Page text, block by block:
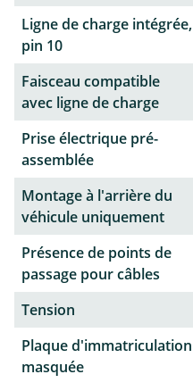
Ligne de charge intégrée,
pin 10
Faisceau compatible
avec ligne de charge
Prise électrique pré-
assemblée
Montage à l'arrière du
véhicule uniquement
Présence de points de
passage pour câbles
Tension
Plaque d'immatriculation
masquée